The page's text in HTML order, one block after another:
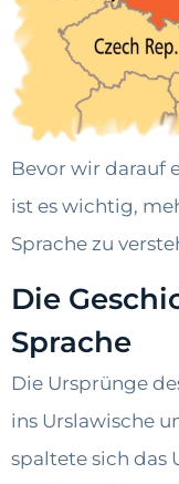
Bevor wir darauf
ist es wichtig,
Sprache zu
Die
Sprache
Die Ursprünge
ins Urslawische
spaltete sich das